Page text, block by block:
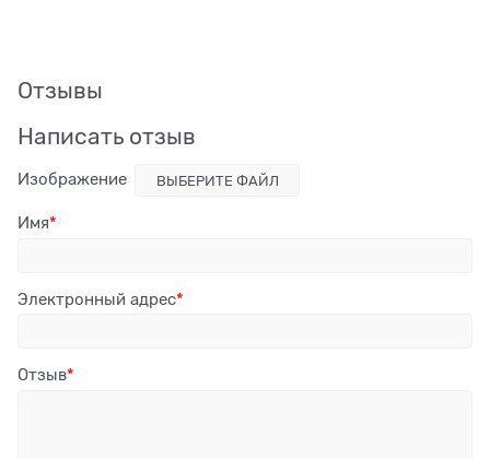
Отзывы
Написать отзыв
Изображение ВЫБЕРИТЕ ФАЙЛ
Имя
Электронный адрес
Отзыв